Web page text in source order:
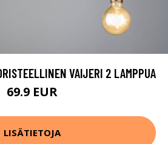
VAIJERI 2 LAMPPUA
69.9 EUR
LISÄTIETOJA